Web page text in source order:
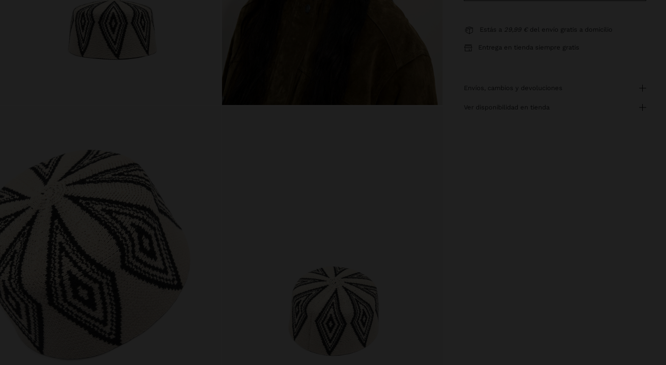
Estás a 29,99 € del envío gratis a domicilio
Entrega en tienda siempre gratis
envíos, cambios y devoluciones
ver disponibilidad en tienda